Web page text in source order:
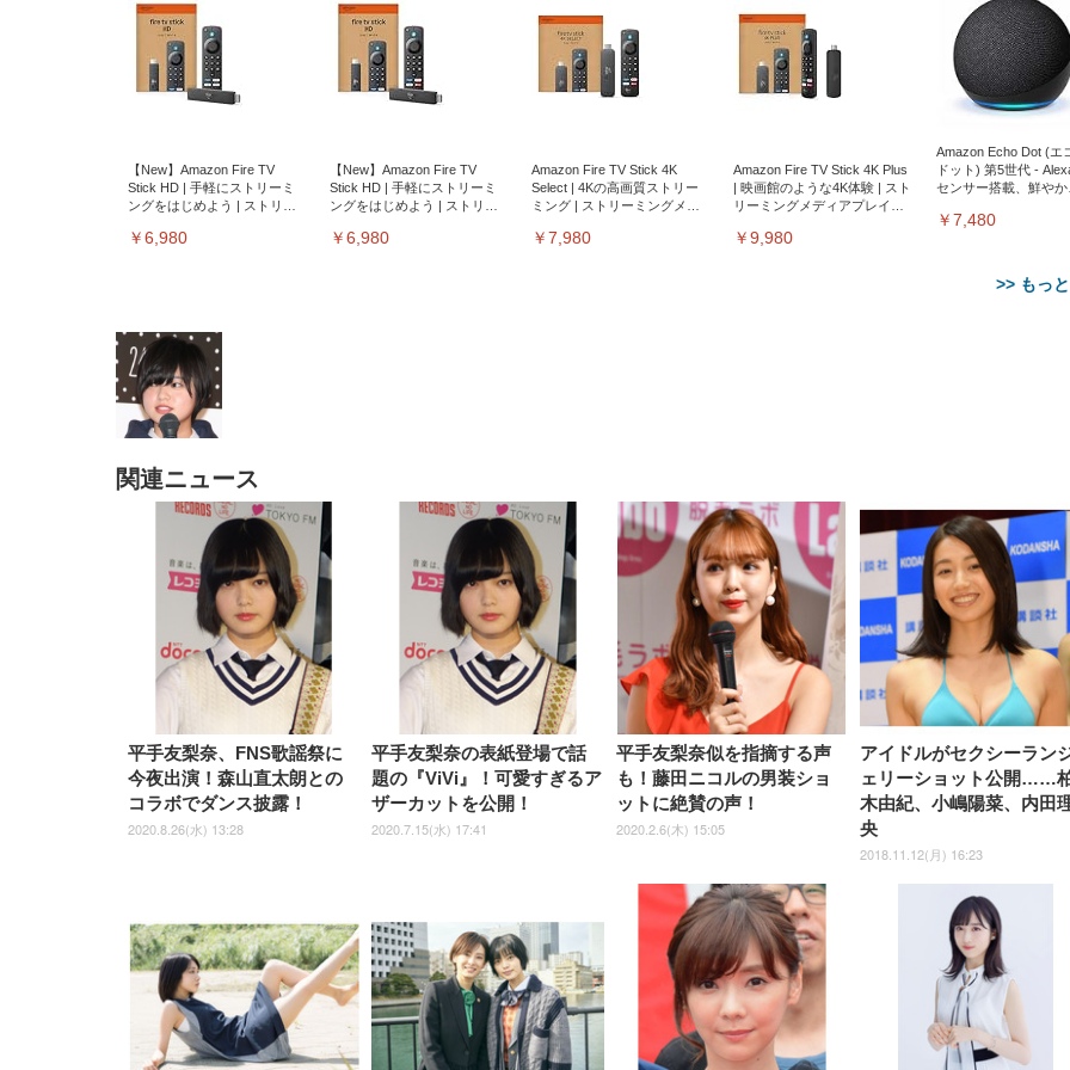
【New】Amazon Fire TV
Stick HD | 手軽にストリーミ
ングをはじめよう | ストリー
￥6,980
【New】Amazon Fire TV
Stick HD | 手軽にストリーミ
ングをはじめよう | ストリー
￥6,980
Amazon Fire TV Stick 4K
Select | 4Kの高画質ストリー
ミング | ストリーミングメデ
￥7,980
Amazon Fire TV Stick 4K Plus
| 映画館のような4K体験 | スト
リーミングメディアプレイヤ
￥9,980
Amazon Echo Dot (エ
ドット) 第5世代 -
センサー搭載、鮮やか
￥7,480
>> もっ
[EdoErgo] オフィスチェア 椅
子 テレワーク 疲れない 跳ね
上げ式アームレスト コンパク
ト 約105度ロッキング pc 事務
椅子 360度回転 座面昇降 強化
ナイロン樹脂ベース 通気性メ
ッシュ 在宅ワーク H-
WY01(黒網+黒枠+黒足)
￥5,699
SIHOO B100 オフィスチェア
／デスクチェア メッシュチェ
ア 人間工学 疲れない ブラッ
Sezlife オフィスチェア デスク
チェア 疲れない テレワーク
チェア 強化バックレスト 30
度ロッキング機能 人間工学 椅
子 腰サポート 90度跳ね上げ
式アームレスト 3Dヘッドレス
ト ハンガー付き 高反発クッシ
ョン PCチェア 通気性メッシ
ュ ゲーミング/勉強/事務用 お
しゃれ パソコンチェア (ブラ
ック)
￥7,680
Sezlife オフィスチェア デスク
チェア 疲れない テレワーク
チェア 強化バックレスト 30度
ロッキング機能 人間工学 椅子
腰サポート 90度跳ね上げ式ア
ームレスト 3Dヘッドレスト
ハンガー付き 高反発クッショ
ン PCチェア 通気性メッシュ
ゲーミング/勉強/事務用 おし
ゃれ パソコンチェア (ホワイ
ト)
￥7,680
ANDWINT オフィスチ
ア デスクチェア 肘な
ッシュ 通気性 ランバ
ポート付き 腰サポー
ス圧無段階昇降 360度
転 キャスター付き コ
クト 幅52×奥行58.5×
84～96cm テレワーク
宅勤務 ブラック
￥4,139
EIZO ビジネス向けプレミア
ムモニター | FlexScan
EV3240X-WT | 31.5型4K
UHD・USB Type-C・ホワイ
￥105,595
EIZO ビジネス向けプレミア
ムモニター | FlexScan
EV2740X-WT | 27.0型4K
UHD・USB Type-C・ホワイ
ト
￥109,572
【純正品】27"ゲーミングモ
ニター DualSense 充電フッ
ク付き（CFI-ZDM1J）
￥49,979
【整備済み品】Dell
E2724HS 27インチ 液晶モ
ニター フル
HD（1920×1080）VA 非光
沢 HDMI/DisplayPort/VGA
スピーカー内蔵 高さ調整 ス
イベル VESA対応
ComfortView ビジネス向け
￥15,800
【MiniLED/24.5inch/280Hz/
GRAPHT THE SHOOTER
Gaming Monitor 24” Essential
ーミングモニター QD 24.5イ
1ms FHD 量子ドット 残像低
年保証 | 輝点保証 | 日本メー
￥34,980
Amazonベーシック ペットシ
ーツ 薄型 レギュラー 1回使い
捨て 無香料 ホワイト 300枚
￥3,373
Amazonベーシック ペットシ
ーツ 厚型 ワイド 42枚x2袋(84
枚) ホワイト(吸収面:ライトブ
ネオ・ルーライフ ネオ・オム
ツ L 中型犬用 26枚入り 単品
￥1,800
Smart Basic(スマートベーシ
ック) 【Amazon.co.jp限定】
Smart Basic アイリスオーヤマ
ペットシーツ 超厚型 お徳用
ワイド 100枚入 (x 1) (ケース
販売)
￥3,670
アイリスオーヤマ ペ
シーツ 超厚型 お徳用
ュラー 200枚入
【Amazon.co.jp限定】
￥3,731
関連ニュース
平手友梨奈、FNS歌謡祭に
今夜出演！森山直太朗との
コラボでダンス披露！
2020.8.26(水) 13:28
平手友梨奈の表紙登場で話
題の『ViVi』！可愛すぎるア
ザーカットを公開！
2020.7.15(水) 17:41
平手友梨奈似を指摘する声
も！藤田ニコルの男装ショ
ットに絶賛の声！
2020.2.6(木) 15:05
アイドルがセクシーラン
ェリーショット公開……
木由紀、小嶋陽菜、内田
央
2018.11.12(月) 16:23